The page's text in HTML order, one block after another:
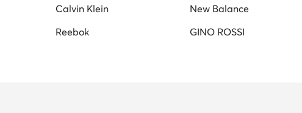
Calvin Klein New Balance
Reebok GINO ROSSI